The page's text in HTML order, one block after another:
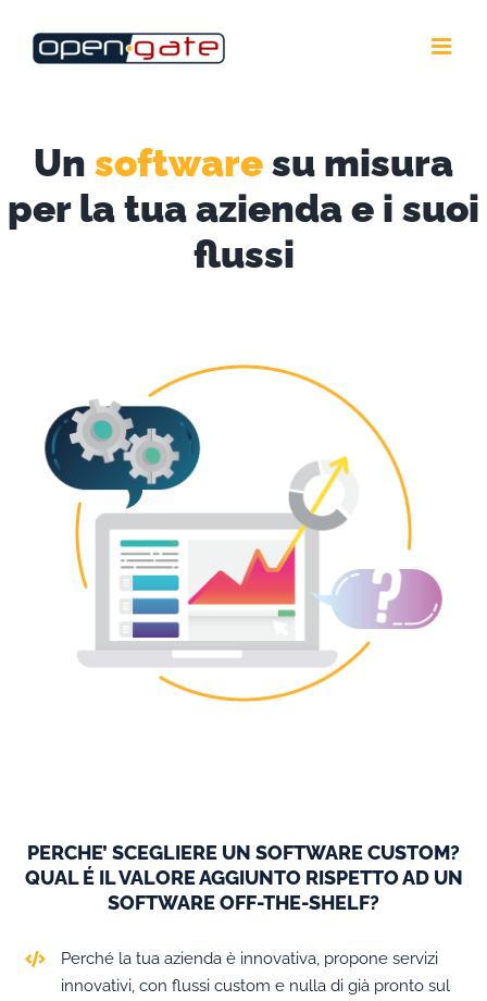
Un softwaresu misura
per la tua azienda e i suoi
flussi
PERCHE’ SCEGLIERE UN SOFTWARE CUSTOM?
QUAL É IL VALORE AGGIUNTO RISPETTO AD UN
SOFTWARE OFF-THE-SHELF?
Perché la tua azienda è innovativa, propone servizi
innovativi, con flussi custom e nulla di già pronto sul